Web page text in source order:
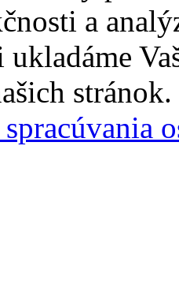
a
ukladáme